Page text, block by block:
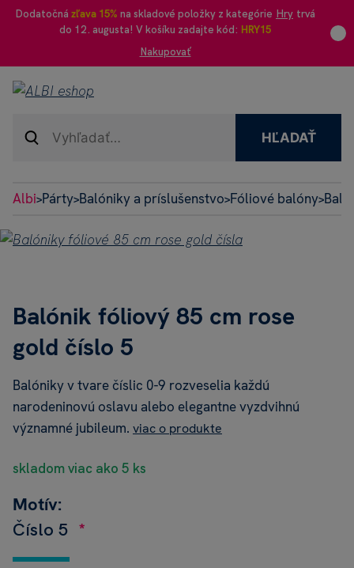
Dodatočná zľava 15% na skladové položky z kategórie Hry trvá
do 12. augusta! V košíku zadajte kód: HRY15
Nakupovať
HĽADAŤ
Albi>Párty>Balóniky a príslušenstvo>Fóliové balóny>
Balónik fóliový 85 cm rose
gold číslo 5
Balóniky v tvare číslic 0-9 rozveselia každú
narodeninovú oslavu alebo elegantne vyzdvihnú
významné jubileum. viac o produkte
skladom viac ako 5 ks
Motív:
Číslo 5